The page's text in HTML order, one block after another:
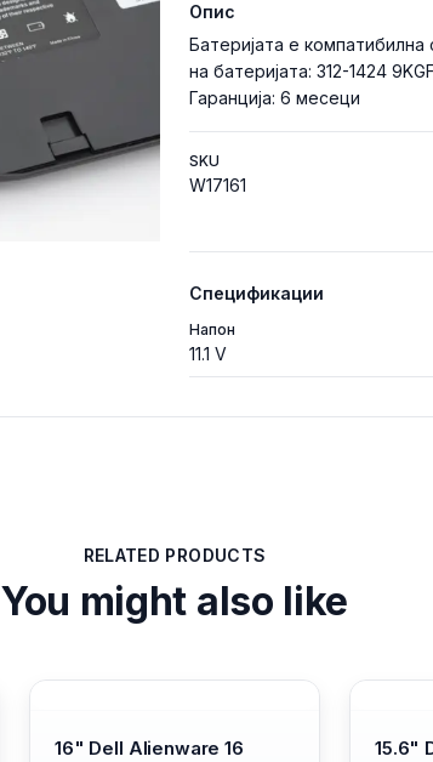
Опис
Батеријата е
на батеријата: 312-1424
Гаранција: 6 месеци
SKU
W17161
Спецификации
Напон
11.1 V
RELATED PRODUCTS
You might also like
16" Dell Alienware 16
15.6"